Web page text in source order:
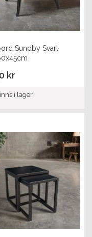
Sundby Svart
kr
i lager